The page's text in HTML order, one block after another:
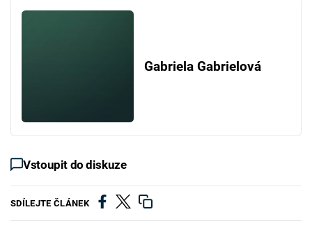
Gabriela Gabrielová
Vstoupit do diskuze
SDÍLEJTE ČLÁNEK